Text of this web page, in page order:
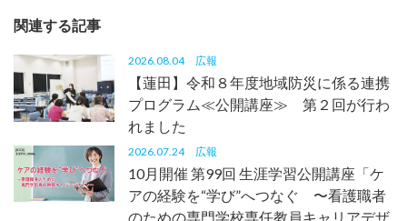
関連する記事
2026.08.04 広報
【蓮田】令和８年度地域防災に係る連携
プログラム≪公開講座≫ 第２回が行わ
れました
2026.07.24 広報
10月開催 第99回 生涯学習公開講座「ケ
アの経験を“学び”へつなぐ 〜看護職者
のための専門学校専任教員キャリアデザ